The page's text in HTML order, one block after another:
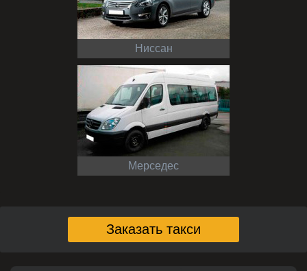
Ниссан
Мерседес
Заказать такси